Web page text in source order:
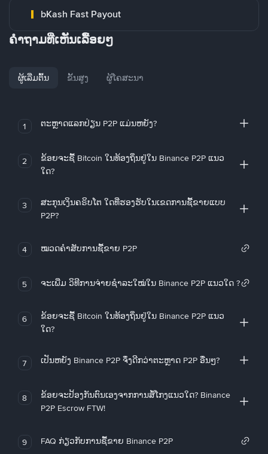
bKash Fast Payout
ຄໍາຖາມທີ່ເຫັນເລື້ອຍໆ
ຜູ້ເລີ່ມຕົ້ນ ຂັ້ນສູງ ຜູ້ໂຄສະນາ
1 ຕະຫຼາດແລກປ່ຽນ P2P ແມ່ນຫຍັງ?
2
ຂ້ອຍຈະຊື້ Bitcoin ໃນທ້ອງຖິ່ນຢູ່ໃນ Binance P2P ແນວ
ໃດ?
3
ສະກຸນເງິນຄຣິບໂຕ ໃດທີ່ຮອງຮັບໃນເຂດການຊື້ຂາຍແບບ
P2P?
4 ໝວດຄໍາສັບການຊື້ຂາຍ P2P
5 ຈະເພີ່ມ ວິທີການຈ່າຍຊຳລະໃໝ່ໃນ Binance P2P ແນວໃດ ?
6
ຂ້ອຍຈະຊື້ Bitcoin ໃນທ້ອງຖິ່ນຢູ່ໃນ Binance P2P ແນວ
ໃດ?
7 ເປັນຫຍັງ Binance P2P ຈຶ່ງດີກວ່າຕະຫຼາດ P2P ອື່ນໆ?
8
ຂ້ອຍຈະປ້ອງກັນຕົນເອງຈາກການສໍ້ໂກງແນວໃດ? Binance
P2P Escrow FTW!
9 FAQ ກ່ຽວກັບການຊື້ຂາຍ Binance P2P